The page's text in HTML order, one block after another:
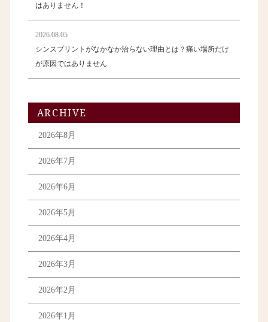
はありません！
2026.08.05
シンスプリントがなかなか治らない理由とは？痛い場所だけ
が原因ではありません
ARCHIVE
2026年8月
2026年7月
2026年6月
2026年5月
2026年4月
2026年3月
2026年2月
2026年1月